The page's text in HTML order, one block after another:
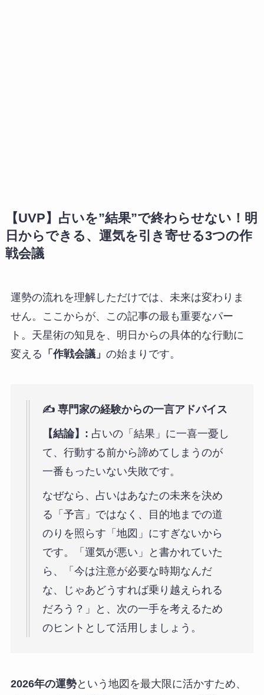
【UVP】占いを”結果”で終わらせない！明
日からできる、運気を引き寄せる3つの作
戦会議
運勢の流れを理解しただけでは、未来は変わりま
せん。ここからが、この記事の最も重要なパー
ト。天星術の知見を、明日からの具体的な行動に
変える 「作戦会議」 の始まりです。
✍️ 専門家の経験からの一言アドバイス
【結論】: 占いの「結果」に一喜一憂し
て、行動する前から諦めてしまうのが
一番もったいない失敗です。
なぜなら、占いはあなたの未来を決め
る「予言」ではなく、目的地までの道
のりを照らす「地図」にすぎないから
です。「運気が悪い」と書かれていた
ら、「今は注意が必要な時期なんだ
な、じゃあどうすれば乗り越えられる
だろう？」と、次の一手を考えるため
のヒントとして活用しましょう。
2026年の運勢という地図を最大限に活かすため、